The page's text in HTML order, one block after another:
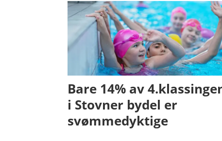
Bare 14% av
i Stovner bydel er
svømmedyktige